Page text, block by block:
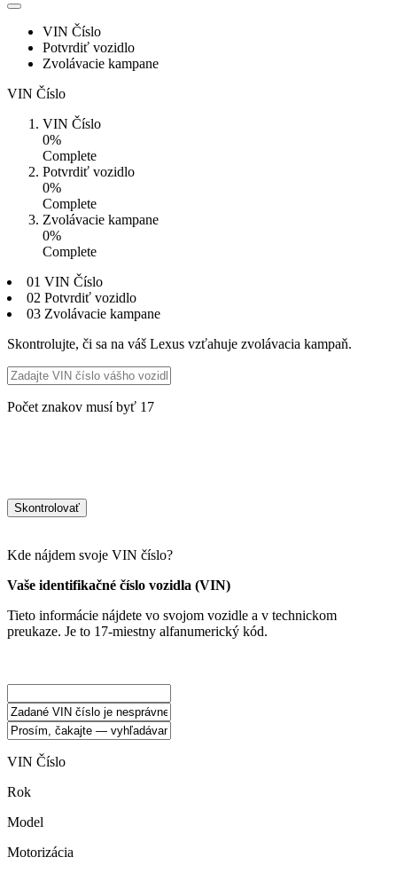
VIN Číslo
Potvrdiť vozidlo
Zvolávacie kampane
VIN Číslo
VIN Číslo
0%
Complete
Potvrdiť vozidlo
0%
Complete
Zvolávacie kampane
0%
Complete
01 VIN Číslo
02 Potvrdiť vozidlo
03 Zvolávacie kampane
Skontrolujte, či sa na váš Lexus vzťahuje zvolávacia kampaň.
Počet znakov musí byť 17
Skontrolovať
Kde nájdem svoje VIN číslo?
Vaše identifikačné číslo vozidla (VIN)
Tieto informácie nájdete vo svojom vozidle a v technickom
preukaze. Je to 17-miestny alfanumerický kód.
VIN Číslo
Rok
Model
Motorizácia